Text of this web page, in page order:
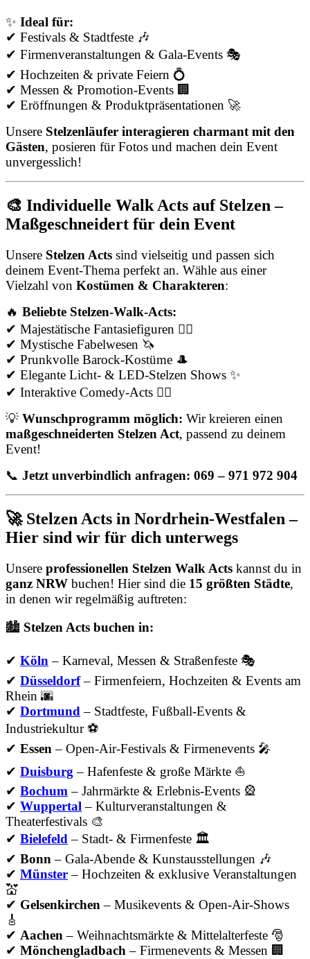
✨ Ideal für:
✔ Festivals & Stadtfeste 🎶
✔ Firmenveranstaltungen & Gala-Events 🎭
✔ Hochzeiten & private Feiern 💍
✔ Messen & Promotion-Events 🏢
✔ Eröffnungen & Produktpräsentationen 🚀
Unsere Stelzenläufer interagieren charmant mit den
Gästen, posieren für Fotos und machen dein Event
unvergesslich!
🎨 Individuelle Walk Acts auf Stelzen –
Maßgeschneidert für dein Event
Unsere Stelzen Acts sind vielseitig und passen sich
deinem Event-Thema perfekt an. Wähle aus einer
Vielzahl von Kostümen & Charakteren:
🔥 Beliebte Stelzen-Walk-Acts:
✔ Majestätische Fantasiefiguren 🧚‍♀️
✔ Mystische Fabelwesen 🦄
✔ Prunkvolle Barock-Kostüme 🎩
✔ Elegante Licht- & LED-Stelzen Shows ✨
✔ Interaktive Comedy-Acts 🤹‍♂️
💡 Wunschprogramm möglich: Wir kreieren einen
maßgeschneiderten Stelzen Act, passend zu deinem
Event!
📞 Jetzt unverbindlich anfragen: 069 – 971 972 904
🚀 Stelzen Acts in Nordrhein-Westfalen –
Hier sind wir für dich unterwegs
Unsere professionellen Stelzen Walk Acts kannst du in
ganz NRW buchen! Hier sind die 15 größten Städte,
in denen wir regelmäßig auftreten:
🏙️ Stelzen Acts buchen in:
✔ Köln – Karneval, Messen & Straßenfeste 🎭
✔ Düsseldorf– Firmenfeiern, Hochzeiten & Events am
Rhein 🌆
✔ Dortmund – Stadtfeste, Fußball-Events &
Industriekultur ⚽
✔ Essen – Open-Air-Festivals & Firmenevents 🎤
✔ Duisburg – Hafenfeste & große Märkte ⛵
✔ Bochum – Jahrmärkte & Erlebnis-Events 🎡
✔ Wuppertal – Kulturveranstaltungen &
Theaterfestivals 🎨
✔ Bielefeld – Stadt- & Firmenfeste 🏛
✔ Bonn – Gala-Abende & Kunstausstellungen 🎶
✔ Münster– Hochzeiten & exklusive Veranstaltungen
💒
✔ Gelsenkirchen – Musikevents & Open-Air-Shows
🎸
✔ Aachen – Weihnachtsmärkte & Mittelalterfeste 🎅
✔ Mönchengladbach – Firmenevents & Messen 🏢